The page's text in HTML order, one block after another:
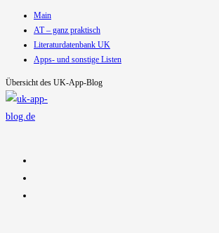
Inhalt
springen
Main
AT – ganz praktisch
Literaturdatenbank UK
Apps- und sonstige Listen
Übersicht des UK-App-Blog